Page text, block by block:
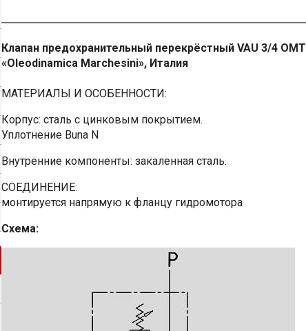
Клапан предохранительный перекрёстный VAU 3/4
«Oleodinamica Marchesini», Италия
МАТЕРИАЛЫ И ОСОБЕННОСТИ:
Корпус: сталь с цинковым покрытием.
Уплотнение Buna N
Внутренние компоненты: закаленная сталь.
СОЕДИНЕНИЕ:
монтируется напрямую к фланцу гидромотора
Схема: